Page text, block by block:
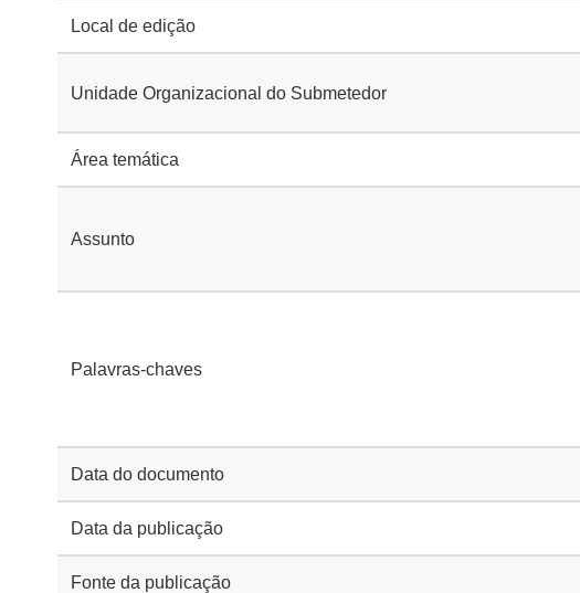
Local de edição
Unidade Organizacional do Submetedor
Área temática
Assunto
Palavras-chaves
Data do documento
Data da publicação
Fonte da publicação